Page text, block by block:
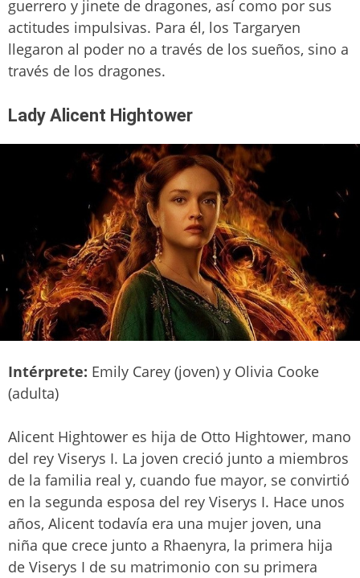
guerrero y jinete de dragones, así como por sus
actitudes impulsivas. Para él, los Targaryen
llegaron al poder no a través de los sueños, sino a
través de los dragones.
Lady Alicent Hightower
Intérprete: Emily Carey (joven) y Olivia Cooke
(adulta)
Alicent Hightower es hija de Otto Hightower, mano
del rey Viserys I. La joven creció junto a miembros
de la familia real y, cuando fue mayor, se convirtió
en la segunda esposa del rey Viserys I. Hace unos
años, Alicent todavía era una mujer joven, una
niña que crece junto a Rhaenyra, la primera hija
de Viserys I de su matrimonio con su primera